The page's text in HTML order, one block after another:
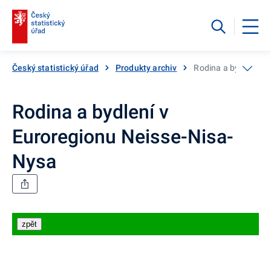
Český statistický úřad Produkty archiv Rodina a bydlení v
Rodina a bydlení v
Euroregionu Neisse-Nisa-
Nysa